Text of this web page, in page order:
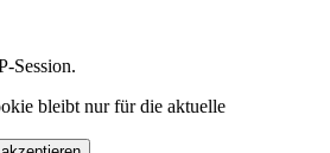
Session.
bleibt nur für die aktuelle